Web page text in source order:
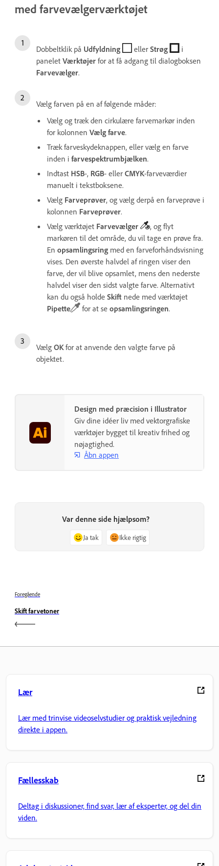
med farvevælgerværktøjet
Dobbeltklik på Udfyldning eller Strøg
i
panelet Værktøjer for at få adgang til dialogboksen
Farvevælger.
Vælg farven på en af følgende måder:
Vælg og træk den cirkulære farvemarkør inden
for kolonnen Vælg farve.
Træk farveskydeknappen, eller vælg en farve
inden i farvespektrumbjælken.
Indtast HSB-, RGB- eller CMYK-farveværdier
manuelt i tekstboksene.
Vælg Farveprøver, og vælg derpå en farveprøve i
kolonnen Farveprøver.
Vælg værktøjet Farvevælger
, og flyt
markøren til det område, du vil tage en prøve fra.
En opsamlingsring med en farveforhåndsvisning
vises. Den øverste halvdel af ringen viser den
farve, der vil blive opsamlet, mens den nederste
halvdel viser den sidst valgte farve. Alternativt
kan du også holde Skift nede med værktøjet
Pipette
for at se opsamlingsringen.
Vælg OKfor at anvende den valgte farve på
objektet.
Design med præcision i Illustrator
Giv dine idéer liv med vektorgrafiske
værktøjer bygget til kreativ frihed og
nøjagtighed.
Åbn appen
Var denne side hjælpsom?
Ja tak Ikke rigtig
Foregående
Skift farvetoner
Lær
Lær med trinvise videoselvstudier og praktisk vejledning
direkte i appen.
Fællesskab
Deltag i diskussioner, find svar, lær af eksperter, og del din
viden.